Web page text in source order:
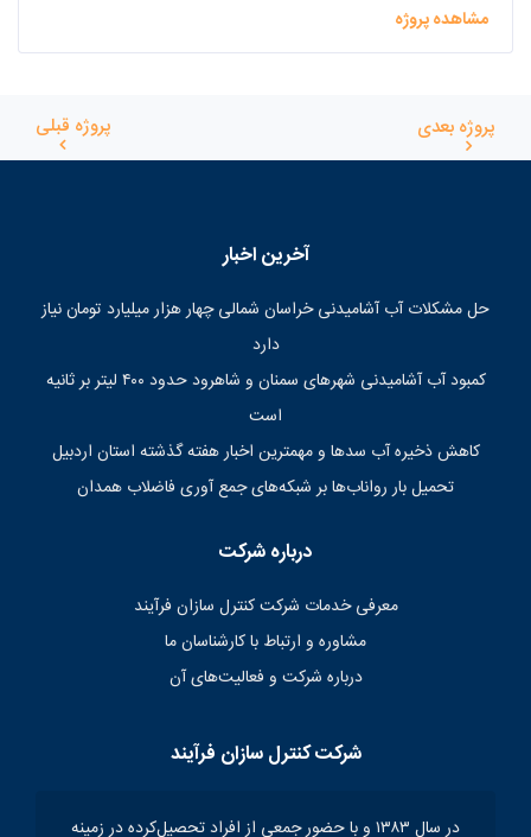
مشاهده پروژه
پروژه قبلی پروژه بعدی
آخرین اخبار
حل مشکلات آب آشامیدنی خراسان شمالی چهار هزار میلیارد تومان نیاز
دارد
کمبود آب آشامیدنی شهرهای سمنان و شاهرود حدود ۴۰۰ لیتر بر ثانیه
است
کاهش ذخیره آب سدها و مهمترین اخبار هفته گذشته استان اردبیل
تحمیل بار رواناب‌ها بر شبکه‌های جمع آوری فاضلاب همدان
درباره شرکت
معرفی خدمات شرکت کنترل سازان فرآیند
مشاوره و ارتباط با کارشناسان ما
درباره شرکت و فعالیت‌های آن
شرکت کنترل سازان فرآیند
در سال ۱۳۸۳ و با حضور جمعی از افراد تحصیل‌کرده در زمینه